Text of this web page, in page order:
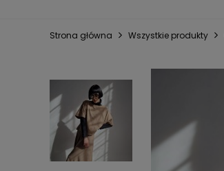
Strona główna Wszystkie produkty